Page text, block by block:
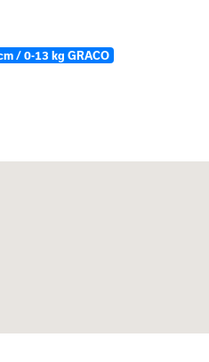
/ 0-13 kg GRACO